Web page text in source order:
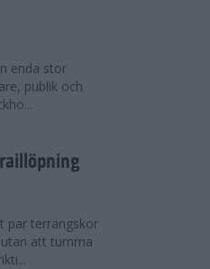
enda stor
publik och
par terrängskor
att tumma